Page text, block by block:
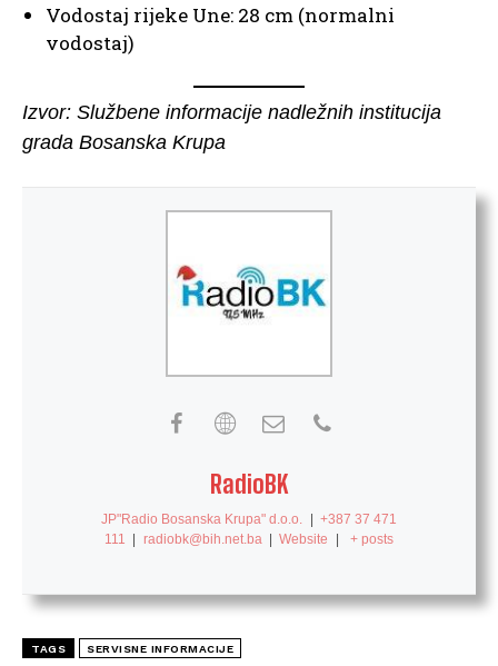
Vodostaj rijeke Une: 28 cm (normalni
vodostaj)
Izvor: Službene informacije nadležnih institucija
grada Bosanska Krupa
RadioBK
JP"Radio Bosanska Krupa" d.o.o. | +387 37 471
111
| radiobk@bih.net.ba | Website | + posts
TAGS SERVISNE INFORMACIJE